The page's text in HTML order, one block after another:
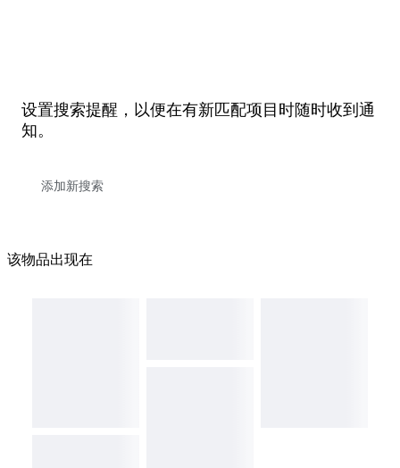
设置搜索提醒，以便在有新匹配项目时随时收到通
知。
该物品出现在